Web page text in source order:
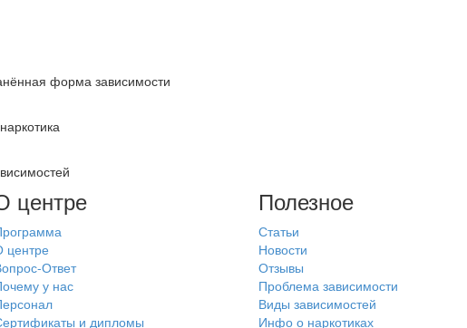
форма зависимости
центре
центре
Ответ
у нас
и дипломы
Полезное
Статьи
Новости
Отзывы
Проблема зависимости
Виды зависимостей
Инфо о наркотиках